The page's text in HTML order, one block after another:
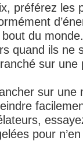
préférez les
du monde.
quand ils ne
sur une
sur une
pour n’en